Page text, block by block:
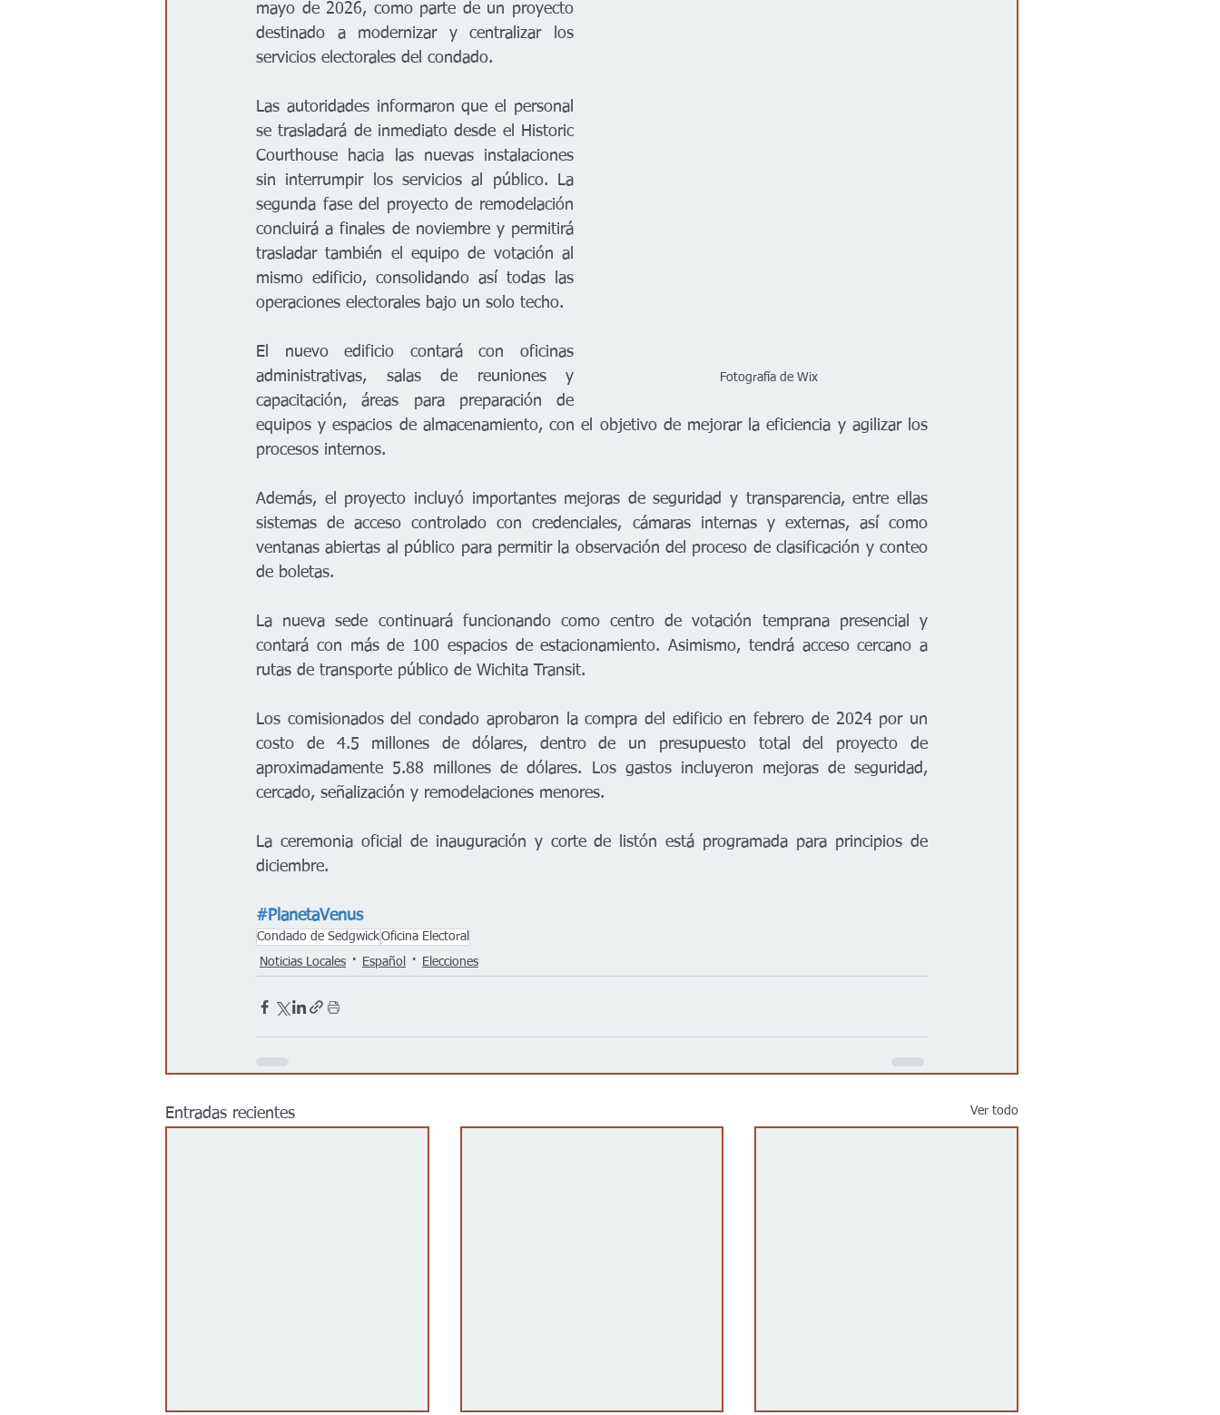
Fotografía de Wix
mayo de 2026, como parte de un proyecto
destinado a modernizar y centralizar los
servicios electorales del condado.
Las autoridades informaron que el personal
se trasladará de inmediato desde el Historic
Courthouse hacia las nuevas instalaciones
sin interrumpir los servicios al público. La
segunda fase del proyecto de remodelación
concluirá a finales de noviembre y permitirá
trasladar también el equipo de votación al
mismo edificio, consolidando así todas las
operaciones electorales bajo un solo techo.
El nuevo edificio contará con oficinas
administrativas, salas de reuniones y
capacitación, áreas para preparación de
equipos y espacios de almacenamiento, con el objetivo de mejorar la eficiencia y agilizar los
procesos internos.
Además, el proyecto incluyó importantes mejoras de seguridad y transparencia, entre ellas
sistemas de acceso controlado con credenciales, cámaras internas y externas, así como
ventanas abiertas al público para permitir la observación del proceso de clasificación y conteo
de boletas.
La nueva sede continuará funcionando como centro de votación temprana presencial y
contará con más de 100 espacios de estacionamiento. Asimismo, tendrá acceso cercano a
rutas de transporte público de Wichita Transit.
Los comisionados del condado aprobaron la compra del edificio en febrero de 2024 por un
costo de 4.5 millones de dólares, dentro de un presupuesto total del proyecto de
aproximadamente 5.88 millones de dólares. Los gastos incluyeron mejoras de seguridad,
cercado, señalización y remodelaciones menores.
La ceremonia oficial de inauguración y corte de listón está programada para principios de
diciembre.
#PlanetaVenus
Condado de SedgwickOficina Electoral
Noticias Locales
Español Elecciones
Entradas recientes Ver todo